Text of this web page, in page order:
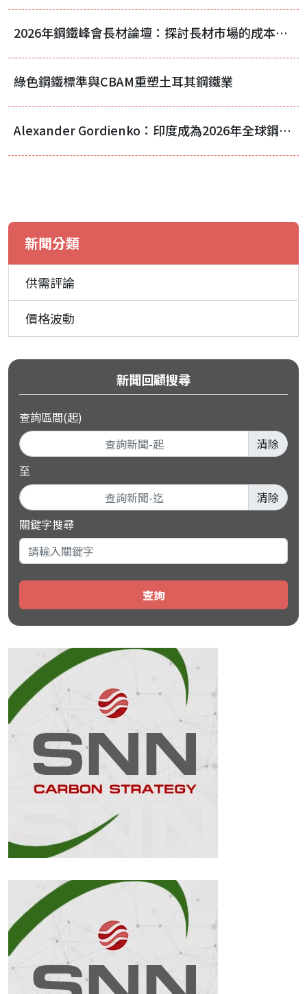
2026年鋼鐵峰會長材論壇：探討長材市場的成本壓力與區域轉移
綠色鋼鐵標準與CBAM重塑土耳其鋼鐵業
Alexander Gordienko：印度成為2026年全球鋼鐵需求最強勁的市場
新聞分類
供需評論
價格波動
新聞回顧搜尋
查詢區間(起)
清除
至
清除
關鍵字搜尋
查詢